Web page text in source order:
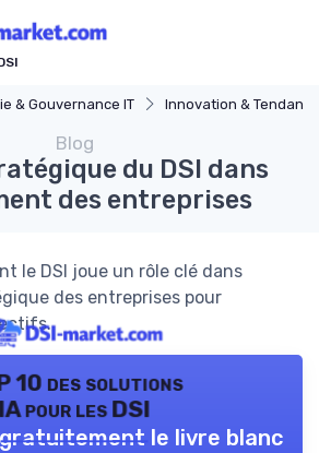
& Gouvernance IT Innovation &
Blog
du DSI dans
des entreprises
le DSI joue un rôle clé dans
des entreprises pour
10 des solutions
IA pour les DSI
le livre blanc
cookies